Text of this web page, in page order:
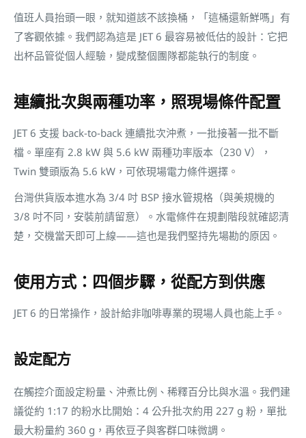
值班人員抬頭一眼，就知道該不該換桶，「這桶還新鮮嗎」有
了客觀依據。我們認為這是 JET 6 最容易被低估的設計：它把
出杯品管從個人經驗，變成整個團隊都能執行的制度。
連續批次與兩種功率，照現場條件配置
JET 6 支援 back-to-back 連續批次沖煮，一批接著一批不斷
檔。單座有 2.8 kW 與 5.6 kW 兩種功率版本（230 V），
Twin 雙頭版為 5.6 kW，可依現場電力條件選擇。
台灣供貨版本進水為 3/4 吋 BSP 接水管規格（與美規機的
3/8 吋不同，安裝前請留意）。水電條件在規劃階段就確認清
楚，交機當天即可上線——這也是我們堅持先場勘的原因。
使用方式：四個步驟，從配方到供應
JET 6 的日常操作，設計給非咖啡專業的現場人員也能上手。
設定配方
在觸控介面設定粉量、沖煮比例、稀釋百分比與水溫。我們建
議從約 1:17 的粉水比開始：4 公升批次約用 227 g 粉，單批
最大粉量約 360 g，再依豆子與客群口味微調。